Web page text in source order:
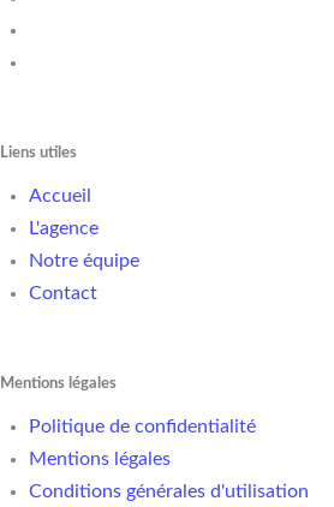
Liens utiles
Accueil
L'agence
Notre équipe
Contact
Mentions légales
Politique de confidentialité
Mentions légales
Conditions générales d'utilisation